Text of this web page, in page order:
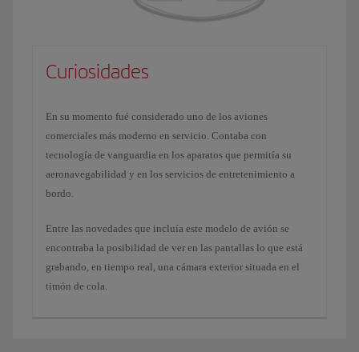
Curiosidades
En su momento fué considerado uno de los aviones
comerciales más moderno en servicio. Contaba con
tecnología de vanguardia en los aparatos que permitía su
aeronavegabilidad y en los servicios de entretenimiento a
bordo.
Entre las novedades que incluía este modelo de avión se
encontraba la posibilidad de ver en las pantallas lo que está
grabando, en tiempo real, una cámara exterior situada en el
timón de cola.